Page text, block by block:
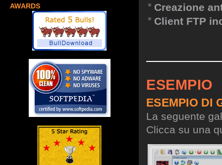
AWARDS
Creazione
Client FTP
ESEMPIO
ESEMPIO DI
La seguente
Clicca su una